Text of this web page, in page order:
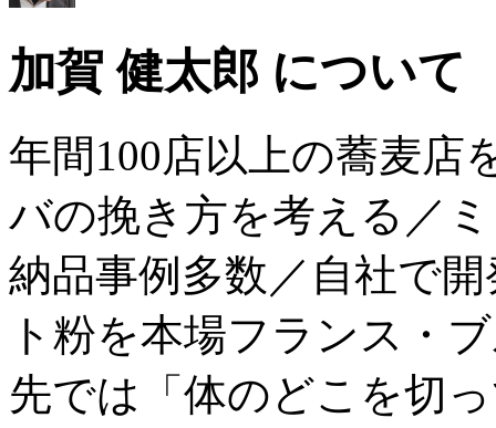
加賀 健太郎 について
年間100店以上の蕎麦店
バの挽き方を考える／
納品事例多数／自社で
ト粉を本場フランス・
先では「体のどこを切